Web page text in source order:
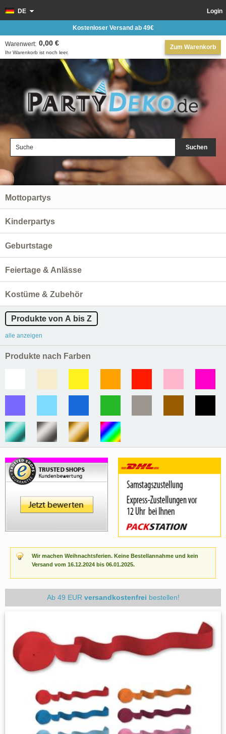
Suchen
Login
DE
Zum Warenkorb
Ihr Warenkorb ist noch leer.
Warenwert: 0,00 €
Kostenloser Versand ab 49€
Wir machen Weihnachtsferien. Keine Bestellannahme und kein
Versand vom 16.12.2024 bis 06.01.2025.
Ab 49 EUR versandkostenfrei bestellen!
Mottopartys
Kinderpartys
Geburtstage
Feiertage & Anlässe
Kostüme & Zubehör
Produkte von A bis Z
alle anzeigen
Produkte nach Farben